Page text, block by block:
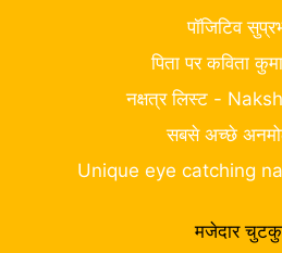
पॉजिटिव
पिता पर कविता
नक्षत्र लिस्ट -
सबसे अच्छे
Unique eye catching
मजेदार